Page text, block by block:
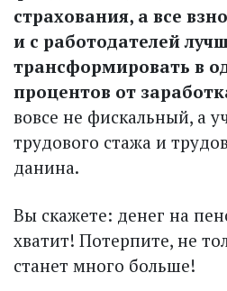
страхования, а все
и с работодателей
трансформировать в
процентов от
вовсе не фискальный, а
трудового стажа и
данина.
Вы скажете: денег на
хватит! Потерпите, не
станет много больше!